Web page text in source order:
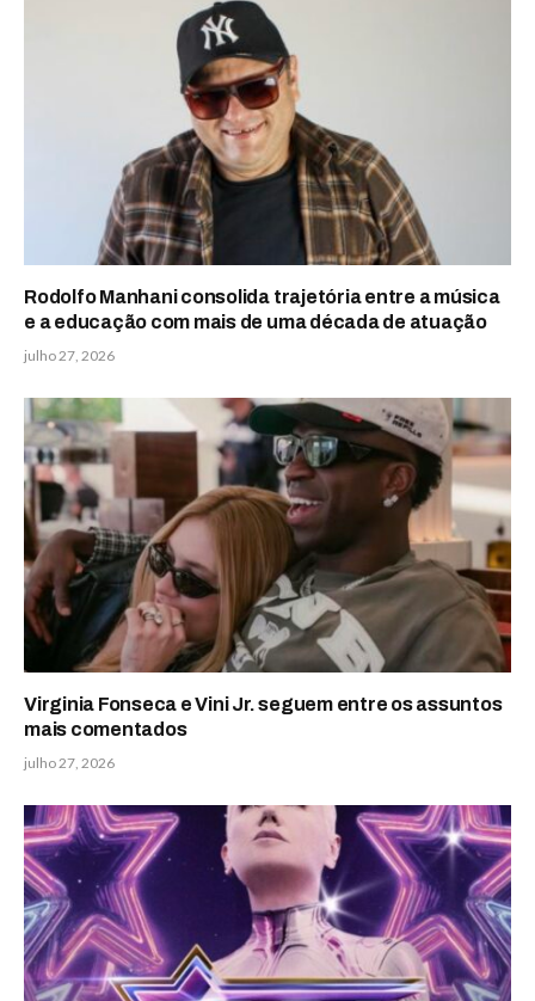
Rodolfo Manhani consolida trajetória entre a música
e a educação com mais de uma década de atuação
julho 27, 2026
Virginia Fonseca e Vini Jr. seguem entre os assuntos
mais comentados
julho 27, 2026